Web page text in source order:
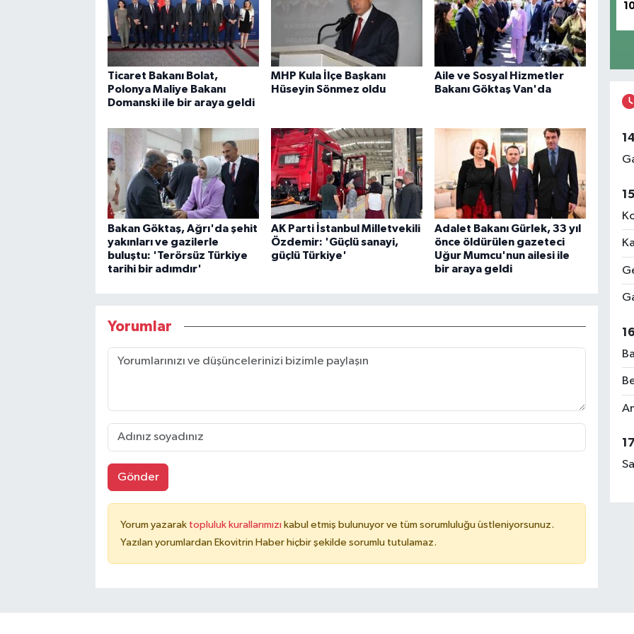
Ticaret Bakanı Bolat,
Polonya Maliye Bakanı
Domanski ile bir araya geldi
MHP Kula İlçe Başkanı
Hüseyin Sönmez oldu
Aile ve Sosyal Hizmetler
Bakanı Göktaş Van'da
Bakan Göktaş, Ağrı'da şehit
yakınları ve gazilerle
buluştu: 'Terörsüz Türkiye
tarihi bir adımdır'
AK Parti İstanbul Milletvekili
Özdemir: 'Güçlü sanayi,
güçlü Türkiye'
Adalet Bakanı Gürlek, 33 yıl
önce öldürülen gazeteci
Uğur Mumcu'nun ailesi ile
bir araya geldi
Yorumlar
Gönder
Yorum yazarak topluluk kurallarımızı kabul etmiş bulunuyor ve tüm sorumluluğu üstleniyorsunuz.
Yazılan yorumlardan Ekovitrin Haber hiçbir şekilde sorumlu tutulamaz.